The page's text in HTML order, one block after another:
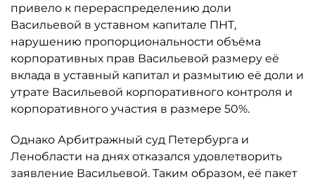
привело к перераспределению доли
Васильевой в уставном капитале ПНТ,
нарушению пропорциональности объёма
корпоративных прав Васильевой размеру её
вклада в уставный капитал и размытию её доли и
утрате Васильевой корпоративного контроля и
корпоративного участия в размере 50%.
Однако Арбитражный суд Петербурга и
Ленобласти на днях отказался удовлетворить
заявление Васильевой. Таким образом, её пакет